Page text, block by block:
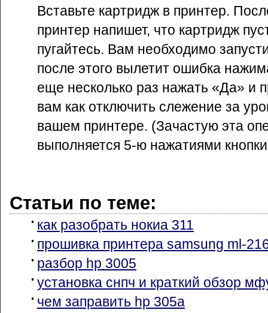
Вставьте картридж в принтер.
принтер напишет, что картридж
пугайтесь. Вам необходимо
после этого вылетит ошибка
еще несколько раз нажать «Да» и
вам как отключить слежение за
вашем принтере. (Зачастую эта
выполняется 5-ю нажатиями
Статьи по теме:
как разобрать нокиа 311
прошивка принтера samsung ml-
разбор hp 3005
установка снпч и краткий обзор
чем заправить hp 305a